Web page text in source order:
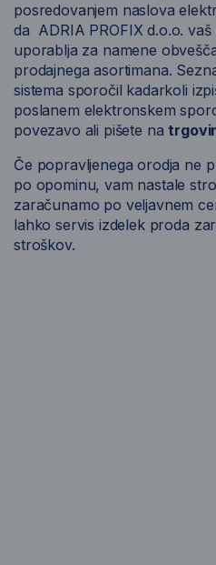
posredovanjem naslova
da ADRIA PROFIX d.o.o.
uporablja za namene
prodajnega asortimana.
sistema sporočil kadarkoli
poslanem elektronskem
povezavo ali pišete na
Če popravljenega orodja ne
po opominu, vam nastale
zaračunamo po veljavnem
lahko servis izdelek proda
stroškov.